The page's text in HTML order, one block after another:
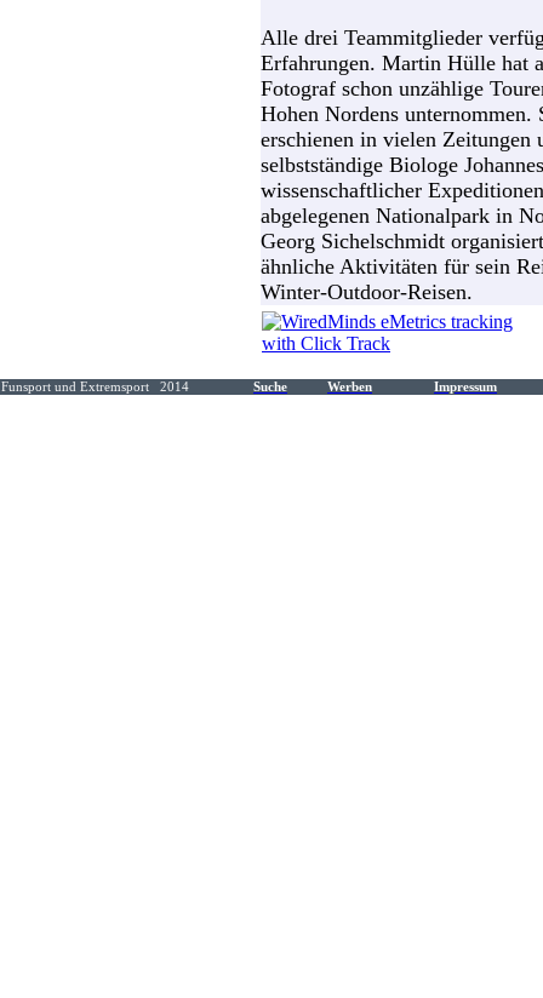
Alle drei Teammitglieder
Erfahrungen. Martin Hülle hat
Fotograf schon unzählige
Hohen Nordens unternommen.
erschienen in vielen Zeitungen
selbstständige Biologe
wissenschaftlicher
abgelegenen Nationalpark in
Georg Sichelschmidt
ähnliche Aktivitäten für sein
Winter-Outdoor-Reisen.
Funsport und Extremsport 2014 Suche Werben Impressum